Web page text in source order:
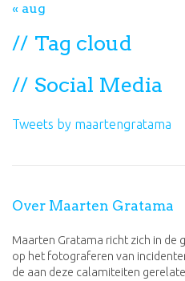
« aug
Tag cloud
Social Media
Tweets by maartengratama
Over Maarten Gratama
Maarten Gratama richt zich in de
op het fotograferen van
de aan deze calamiteiten